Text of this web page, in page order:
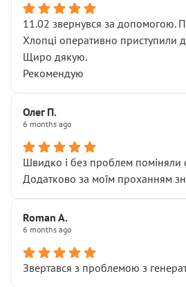
11.02 звернувся за допомогою.
Хлопці оперативно приступили
Щиро дякую.
Рекомендую
Олег П.
6 months ago
Швидко і без проблем поміняли
Додатково за моїм проханням
Roman A.
6 months ago
Звертався з проблемою з